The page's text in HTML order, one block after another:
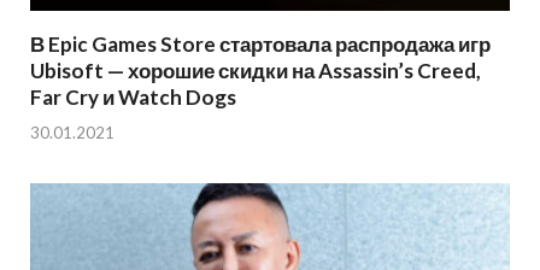
В Epic Games Store стартовала распродажа игр
Ubisoft — хорошие скидки на Assassin’s Creed,
Far Cry и Watch Dogs
30.01.2021